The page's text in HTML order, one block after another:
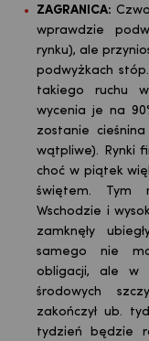
ZAGRANICA:
wprawdzie
rynku), ale
podwyżkach
takiego ruchu
wycenia je na
zostanie
wątpliwe). Rynki
choć w piątek
świętem. Tym
Wschodzie i
zamknęły
samego nie
obligacji, ale w
środowych
zakończył ub.
tydzień będzie